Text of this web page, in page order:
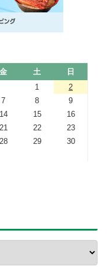
金 土
日
1
2
7 8
9
14 15
16
21 22
23
28 29
30